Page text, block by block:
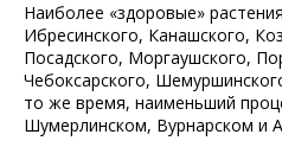
Наиболее «здоровые»
Ибресинского, Канашского,
Посадского, Моргаушского,
Чебоксарского,
то же время, наименьший
Шумерлинском, Вурнарском и